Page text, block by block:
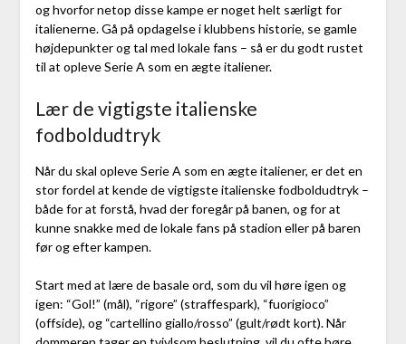
og hvorfor netop disse kampe er noget helt særligt for
italienerne. Gå på opdagelse i klubbens historie, se gamle
højdepunkter og tal med lokale fans – så er du godt rustet
til at opleve Serie A som en ægte italiener.
Lær de vigtigste italienske
fodboldudtryk
Når du skal opleve Serie A som en ægte italiener, er det en
stor fordel at kende de vigtigste italienske fodboldudtryk –
både for at forstå, hvad der foregår på banen, og for at
kunne snakke med de lokale fans på stadion eller på baren
før og efter kampen.
Start med at lære de basale ord, som du vil høre igen og
igen: “Gol!” (mål), “rigore” (straffespark), “fuorigioco”
(offside), og “cartellino giallo/rosso” (gult/rødt kort). Når